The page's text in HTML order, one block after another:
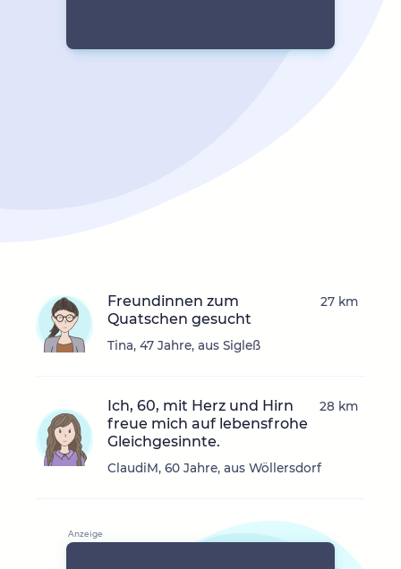
Freundinnen zum
Quatschen gesucht
Tina, 47 Jahre, aus Sigleß
27 km
Ich, 60, mit Herz und Hirn
freue mich auf lebensfrohe
Gleichgesinnte.
ClaudiM, 60 Jahre, aus Wöllersdorf
28 km